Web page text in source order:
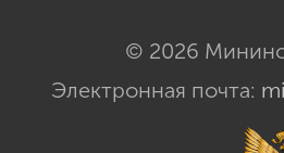
© 2026
Электронная почта: